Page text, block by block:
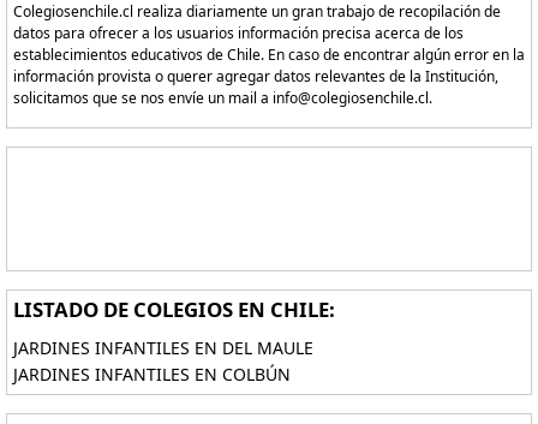
Colegiosenchile.cl realiza diariamente un gran trabajo de recopilación de
datos para ofrecer a los usuarios información precisa acerca de los
establecimientos educativos de Chile. En caso de encontrar algún error en la
información provista o querer agregar datos relevantes de la Institución,
solicitamos que se nos envíe un mail a info@colegiosenchile.cl.
LISTADO DE COLEGIOS EN CHILE:
JARDINES INFANTILES EN DEL MAULE
JARDINES INFANTILES EN COLBÚN